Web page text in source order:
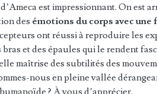
est impressionnant. On est
des émotions du corps avec
ont réussi à reproduire les
et des épaules qui le rendent
maîtrise des subtilités des
nous en pleine vallée
? À vous d’apprécier.